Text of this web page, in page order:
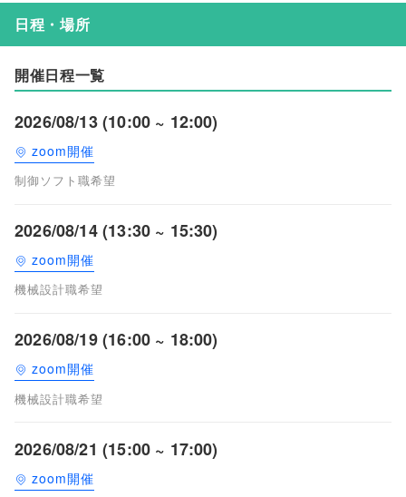
日程・場所
開催日程一覧
2026/08/13 (10:00 ~ 12:00)
zoom開催
制御ソフト職希望
2026/08/14 (13:30 ~ 15:30)
zoom開催
機械設計職希望
2026/08/19 (16:00 ~ 18:00)
zoom開催
機械設計職希望
2026/08/21 (15:00 ~ 17:00)
zoom開催